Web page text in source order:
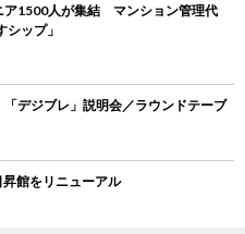
ア1500人が集結 マンション管理代
ップ」
デジブレ」説明会／ラウンドテーブ
館をリニューアル